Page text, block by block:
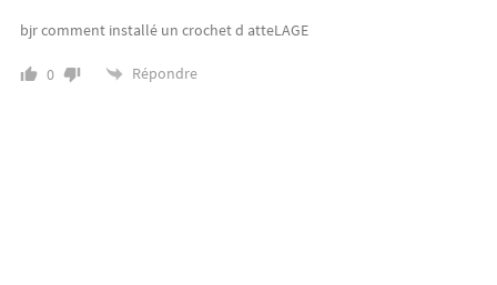
bjr comment installé un crochet d atteLAGE
0 Répondre